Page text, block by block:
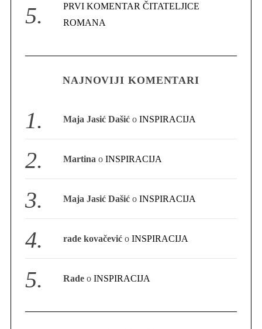
PRVI KOMENTAR ČITATELJICE
ROMANA
NAJNOVIJI KOMENTARI
Maja Jasić Dašić oINSPIRACIJA
Martina oINSPIRACIJA
Maja Jasić Dašić oINSPIRACIJA
rade kovačević oINSPIRACIJA
Rade oINSPIRACIJA
e
a
c
h
o
r